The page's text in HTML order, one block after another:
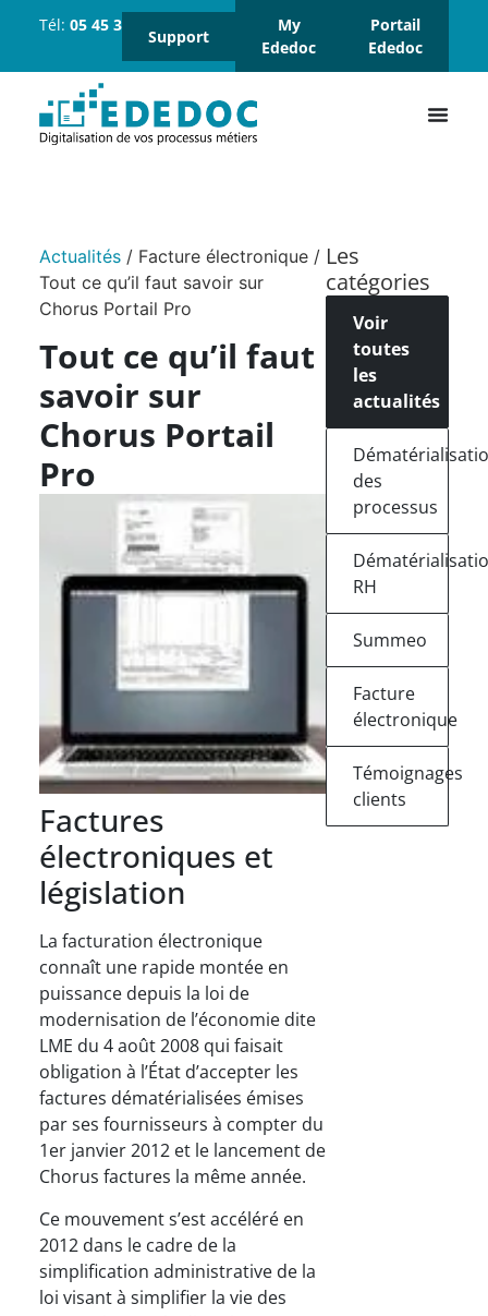
Tél: 05 45 37 18 18
nous :
Support
My
Ededoc
Portail
Ededoc
Actualités/ Facture électronique/
Tout ce qu’il faut savoir sur
Chorus Portail Pro
Tout ce qu’il faut
savoir sur
Chorus Portail
Pro
Factures
électroniques et
législation
La facturation électronique
connaît une rapide montée en
puissance depuis la loi de
modernisation de l’économie dite
LME du 4 août 2008 qui faisait
obligation à l’État d’accepter les
factures dématérialisées émises
par ses fournisseurs à compter du
1er janvier 2012 et le lancement de
Chorus factures la même année.
Ce mouvement s’est accéléré en
2012 dans le cadre de la
simplification administrative de la
loi visant à simplifier la vie des
Les
catégories
Voir
toutes
les
actualités
des
processus
RH
Summeo
Facture
électronique
Témoignages
clients